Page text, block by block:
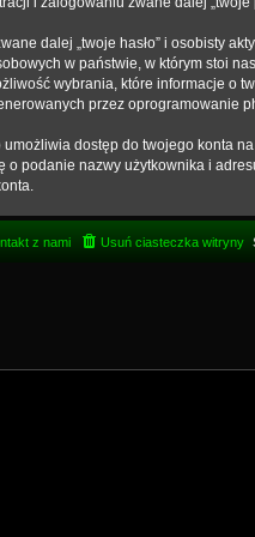
dalej „twoje hasło” i osobisty
w państwie, w którym stoi
wybrania, które informacje o
przez oprogramowanie
dostęp do twojego konta na
o podanie nazwy użytkownika i
Usuń ciasteczka witryny
z nami